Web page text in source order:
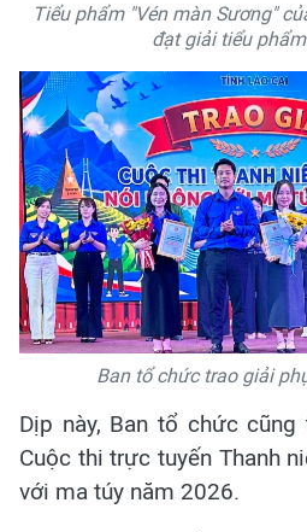
Tiểu phẩm "Vén màn Sương"
đạt giải tiểu
Ban tổ chức trao giải
Dịp này, Ban tổ chức
Cuộc thi trực tuyến Thanh
với ma túy năm 2026.